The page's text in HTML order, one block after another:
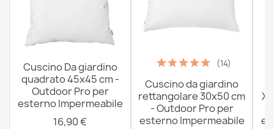
Cuscino Da giardino
quadrato 45x45 cm -
Outdoor Pro per
esterno Impermeabile
16,90 €
(14)
Cuscino da giardino
rettangolare 30x50 cm
- Outdoor Pro per
esterno Impermeabile